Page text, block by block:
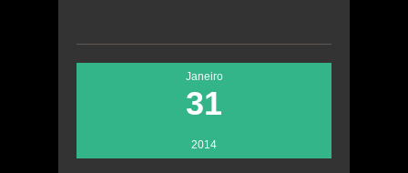
Janeiro
31
2014